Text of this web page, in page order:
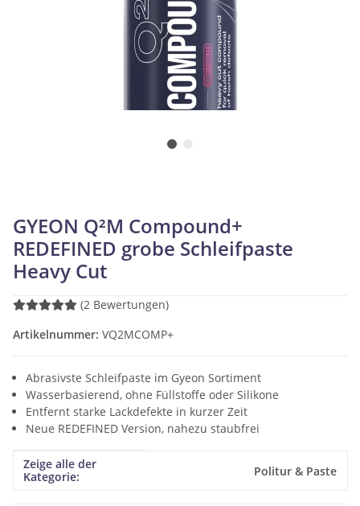
GYEON Q²M Compound+
REDEFINED grobe Schleifpaste
Heavy Cut
(2 Bewertungen)
Artikelnummer: VQ2MCOMP+
Abrasivste Schleifpaste im Gyeon Sortiment
Wasserbasierend, ohne Füllstoffe oder Silikone
Entfernt starke Lackdefekte in kurzer Zeit
Neue REDEFINED Version, nahezu staubfrei
Produkteigenschaft
Wert
Zeige alle der
Kategorie:
Politur & Paste